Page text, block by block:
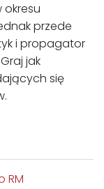
okresu
przede
i propagator
jak
się
RM